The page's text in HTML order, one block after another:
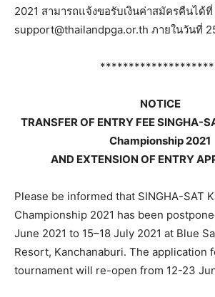
2021 สามารถแจ้งขอรับเงินค่าสมัครคืนได้
support@thailandpga.or.th ภายในวันที่
NOTICE
TRANSFER OF ENTRY FEE SINGHA-
Championship 2021
AND EXTENSION OF ENTRY
Please be informed that SINGHA-SAT
Championship 2021 has been
June 2021 to 15–18 July 2021 at Blue
Resort, Kanchanaburi. The application
tournament will re-open from 12-23